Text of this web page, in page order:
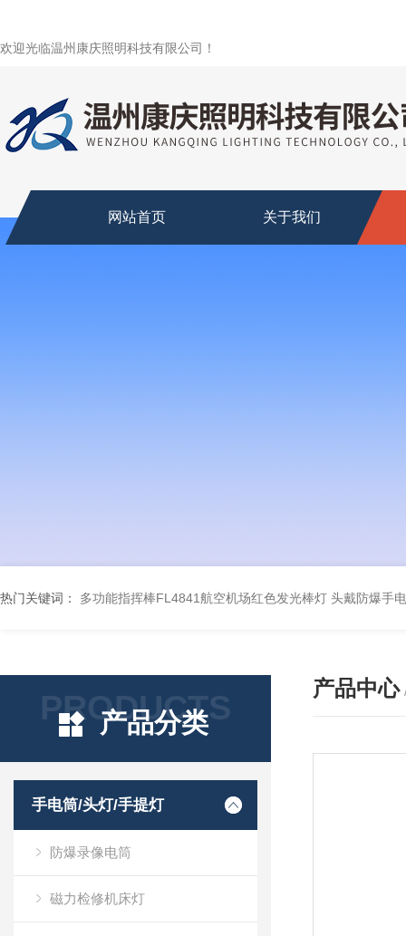
欢迎光临温州康庆照明科技有限公司！
网站首页 关于我们
热门关键词： 多功能指挥棒FL4841航空机场红色发光棒灯 头戴防爆手
PRODUCTS
产品分类
手电筒/头灯/手提灯
防爆录像电筒
磁力检修机床灯
产品中心